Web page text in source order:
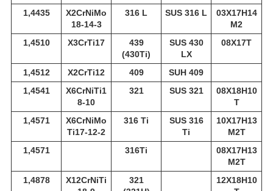
1,4435
X2CrNiMo
18-14-3
316 L SUS 316 L
03Х17Н14
М2
1,4510
X3CrTi17
439
(430Ti)
SUS 430
LX
08Х17Т
1,4512 X2CrTi12 409
SUH 409
1,4541
X6CrNiTi1
8-10
321 SUS 321
08Х18Н10
Т
1,4571
X6CrNiMo
Ti17-12-2
316 Ti
SUS 316
Ti
10Х17Н13
М2Т
1,4571
316Ti
08Х17Н13
М2Т
1,4878
X12CrNiTi
321
12Х18Н10